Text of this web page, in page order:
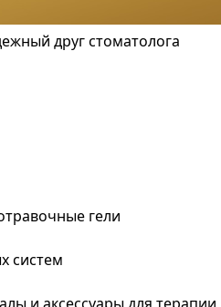
друг стоматолога
гели
систем